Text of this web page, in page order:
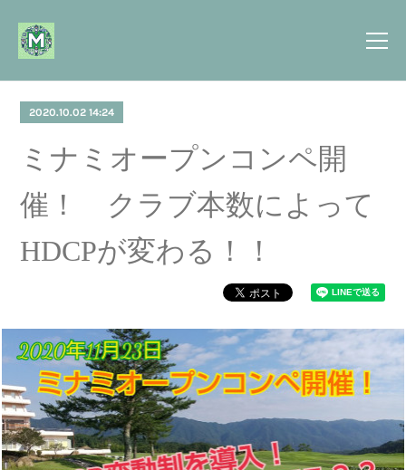
2020.10.02 14:24
ミナミオープンコンペ開
催！ クラブ本数によって
HDCPが変わる！！